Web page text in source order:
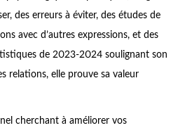
des erreurs à éviter, des études de
avec d’autres expressions, et des
de 2023-2024 soulignant son
relations, elle prouve sa valeur
cherchant à améliorer vos